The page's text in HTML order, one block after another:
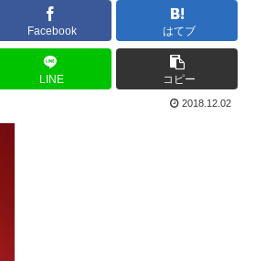
Facebook はてブ
LINE コピー
2018.12.02